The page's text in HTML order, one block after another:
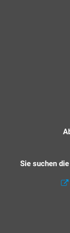
Sie suchen